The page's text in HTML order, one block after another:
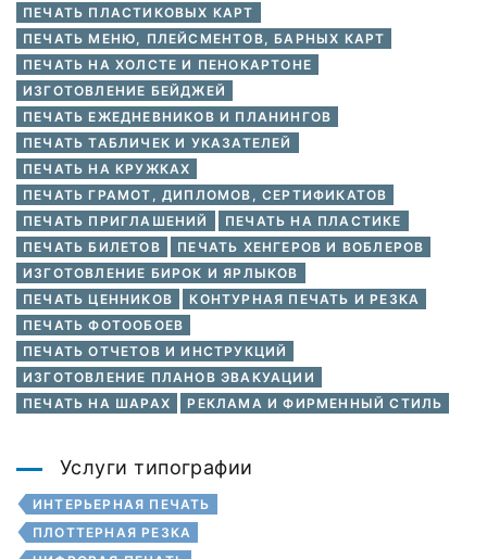
ПЕЧАТЬ ПЛАСТИКОВЫХ КАРТ
ПЕЧАТЬ МЕНЮ, ПЛЕЙСМЕНТОВ, БАРНЫХ КАРТ
ПЕЧАТЬ НА ХОЛСТЕ И ПЕНОКАРТОНЕ
ИЗГОТОВЛЕНИЕ БЕЙДЖЕЙ
ПЕЧАТЬ ЕЖЕДНЕВНИКОВ И ПЛАНИНГОВ
ПЕЧАТЬ ТАБЛИЧЕК И УКАЗАТЕЛЕЙ
ПЕЧАТЬ НА КРУЖКАХ
ПЕЧАТЬ ГРАМОТ, ДИПЛОМОВ, СЕРТИФИКАТОВ
ПЕЧАТЬ ПРИГЛАШЕНИЙ
ПЕЧАТЬ НА ПЛАСТИКЕ
ПЕЧАТЬ БИЛЕТОВ
ПЕЧАТЬ ХЕНГЕРОВ И ВОБЛЕРОВ
ИЗГОТОВЛЕНИЕ БИРОК И ЯРЛЫКОВ
ПЕЧАТЬ ЦЕННИКОВ
КОНТУРНАЯ ПЕЧАТЬ И РЕЗКА
ПЕЧАТЬ ФОТООБОЕВ
ПЕЧАТЬ ОТЧЕТОВ И ИНСТРУКЦИЙ
ИЗГОТОВЛЕНИЕ ПЛАНОВ ЭВАКУАЦИИ
ПЕЧАТЬ НА ШАРАХ
РЕКЛАМА И ФИРМЕННЫЙ СТИЛЬ
Услуги типографии
ИНТЕРЬЕРНАЯ ПЕЧАТЬ
ПЛОТТЕРНАЯ РЕЗКА